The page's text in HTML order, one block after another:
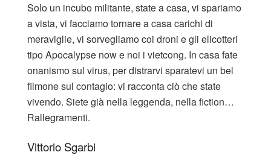
Solo un incubo militante, state a casa, vi spariamo
a vista, vi facciamo tornare a casa carichi di
meraviglie, vi sorvegliamo coi droni e gli elicotteri
tipo Apocalypse now e noi i vietcong. In casa fate
onanismo sul virus, per distrarvi sparatevi un bel
filmone sul contagio: vi racconta ciò che state
vivendo. Siete già nella leggenda, nella fiction…
Rallegramenti.
Vittorio Sgarbi